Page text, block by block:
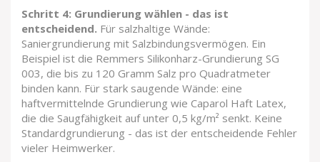
Schritt 4: Grundierung wählen - das ist
entscheidend. Für salzhaltige Wände:
Saniergrundierung mit Salzbindungsvermögen. Ein
Beispiel ist die Remmers Silikonharz-Grundierung SG
003, die bis zu 120 Gramm Salz pro Quadratmeter
binden kann. Für stark saugende Wände: eine
haftvermittelnde Grundierung wie Caparol Haft Latex,
die die Saugfähigkeit auf unter 0,5 kg/m² senkt. Keine
Standardgrundierung - das ist der entscheidende Fehler
vieler Heimwerker.